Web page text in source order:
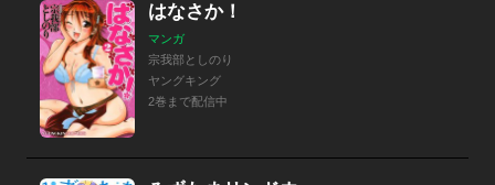
はなさか！
マンガ
宗我部としのり
ヤングキング
2巻まで配信中